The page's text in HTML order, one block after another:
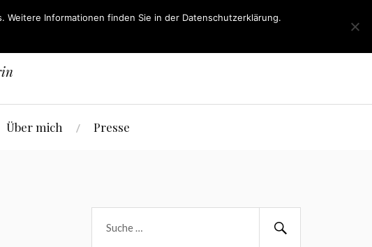
Über mich Presse
Informationen finden Sie in der Datenschutzerklärung.